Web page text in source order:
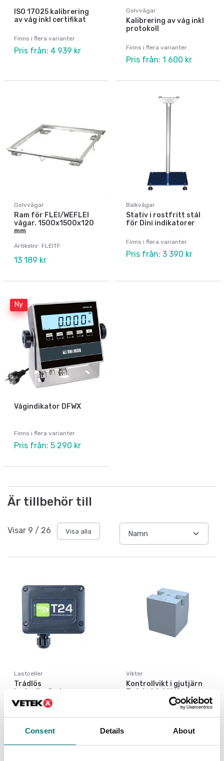
Consent Details About
ISO 17025 kalibrering
av våg inkl certifikat
Finns i flera varianter
Pris från: 4 939 kr
Golvvågar
Kalibrering av våg inkl
protokoll
Finns i flera varianter
Pris från: 1 600 kr
Golvvågar
Ram för FLEI/WEFLEI
vågar. 1500x1500x120
mm
Artikelnr: FLEITF
13 189 kr
Balkvågar
Stativ i rostfritt stål
för Dini indikatorer
Finns i flera varianter
Pris från: 3 390 kr
Ny
Vågindikator DFWX
Finns i flera varianter
Pris från: 5 290 kr
Är tillbehör till
Visar 9 / 26 Visa alla
Lastceller
Trådlös
lastcellssändare
Finns i flera varianter
Vikter
Kontrollvikt i gjutjärn
Zwiebel. Inkl M1
Pris från: Kontakta